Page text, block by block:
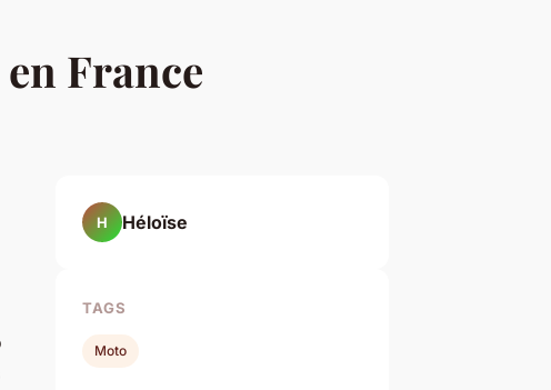
France
H Héloïse
TAGS
Moto